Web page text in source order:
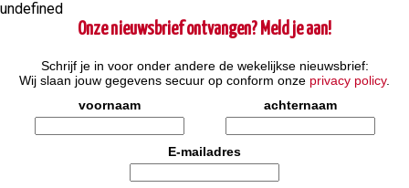
undefined
Onze nieuwsbrief ontvangen? Meld je aan!
Schrijf je in voor onder andere de wekelijkse nieuwsbrief:
Wij slaan jouw gegevens secuur op conform onze privacy policy.
voornaam
achternaam
E-mailadres